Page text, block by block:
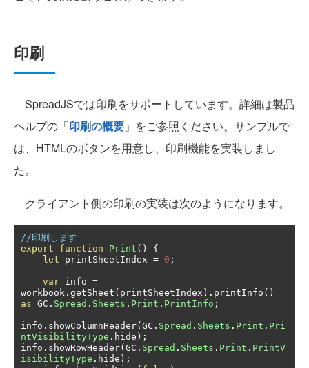
印刷
SpreadJSでは印刷をサポートしています。詳細は製品
ヘルプの「印刷の概要 」をご参照ください。サンプルで
は、HTMLのボタンを用意し、印刷機能を実装しまし
た。
クライアント側の印刷の実装は次のようになります。
//印刷します
export
function Print ()
{
let printSheetIndex = 0 ;
var info =
workbook . getSheet ( printSheetIndex ). printInfo ()
as GC . Spread . Sheets . Print . PrintInfo ;
info . showColumnHeader(GC . Spread . Sheets . Print . Pri
ntVisibilityType . hide );
info . showRowHeader(GC . Spread . Sheets . Print . PrintV
isibilityType . hide );